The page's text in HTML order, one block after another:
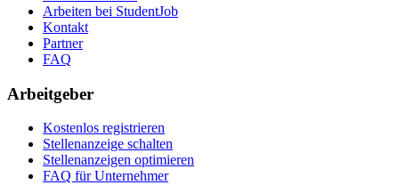
Arbeiten bei StudentJob
Kontakt
Partner
FAQ
Arbeitgeber
Kostenlos registrieren
Stellenanzeige schalten
Stellenanzeigen optimieren
FAQ für Unternehmer